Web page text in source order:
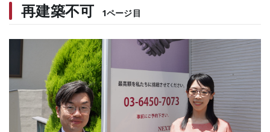
再建築不可 1ページ目